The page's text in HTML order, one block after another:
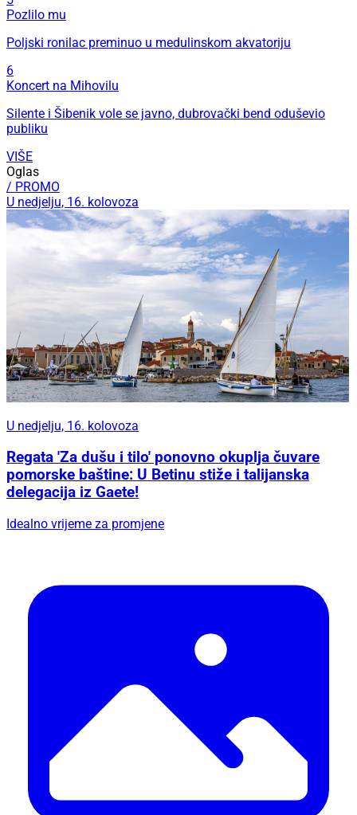
Pozlilo mu
Poljski ronilac preminuo u medulinskom akvatoriju
6
Koncert na Mihovilu
Silente i Šibenik vole se javno, dubrovački bend oduševio
publiku
VIŠE
Oglas
/ PROMO
U nedjelju, 16. kolovoza
U nedjelju, 16. kolovoza
Regata 'Za dušu i tilo' ponovno okuplja čuvare
pomorske baštine: U Betinu stiže i talijanska
delegacija iz Gaete!
Idealno vrijeme za promjene